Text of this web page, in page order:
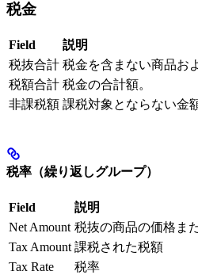
税金
Field
説明
税抜合計 税金を含まない商品お
税額合計 税金の合計額。
非課税額 課税対象とならない金額
税率（繰り返しグループ）
Field
説明
Net Amount 税抜の商品の価格ま
Tax Amount 課税された税額
Tax Rate
税率